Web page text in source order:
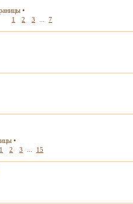
•
1 2 3 7
•
1 2 3 ... 15